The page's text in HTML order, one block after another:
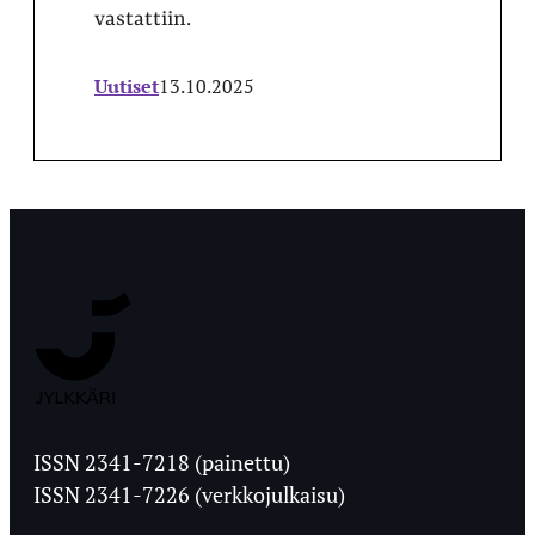
vastattiin.
Uutiset13.10.2025
Ylioppilaslehti
ISSN 2341-7218 (painettu)
ISSN 2341-7226 (verkkojulkaisu)